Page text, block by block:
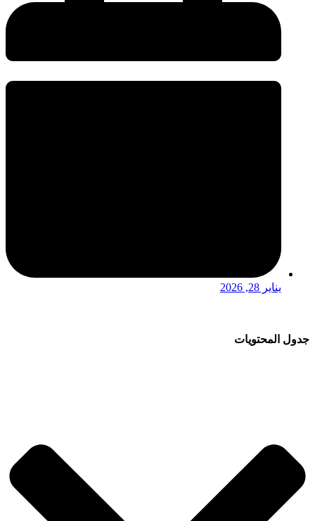
يناير 28, 2026
جدول المحتويات